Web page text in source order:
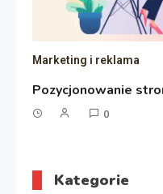
Marketing i reklama
Pozycjonowanie
0
Kategorie